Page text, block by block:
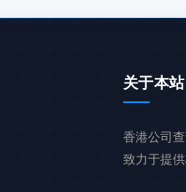
关于本站
香港公司
致力于提